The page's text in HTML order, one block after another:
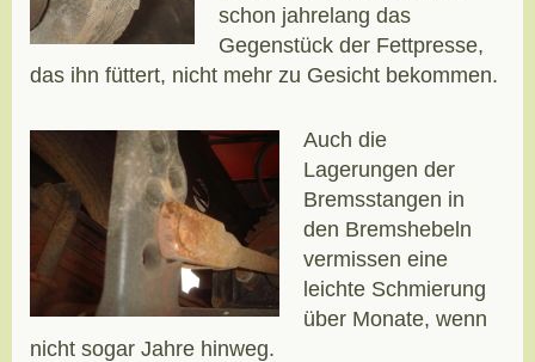
schon jahrelang das
Gegenstück der Fettpresse,
das ihn füttert, nicht mehr zu Gesicht bekommen.
Auch die
Lagerungen der
Bremsstangen in
den Bremshebeln
vermissen eine
leichte Schmierung
über Monate, wenn
nicht sogar Jahre hinweg.